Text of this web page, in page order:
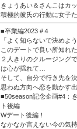
きょうあい＆さんこはカ
積極的彼氏の行動に女子
■卒業編2023 #４
「よく知らないで決めよ
このデートで良い所知れ
２人きりのクルージング
は心が揺れて…
そして、自分で行き先を
思わぬ方向へ恋を動かす
■50season記念企画#4：
ト後編
Wデート後編！
なかなか言えない今の気